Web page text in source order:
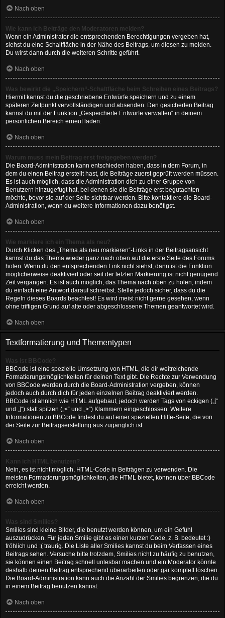
Nach oben
Wie kann ich Beiträge den Moderatoren melden?
Wenn ein Administrator die entsprechenden Berechtigungen vergeben hat,
siehst du eine Schaltfläche in der Nähe des Beitrags, um diesen zu melden.
Du wirst dann durch die weiteren Schritte geführt.
Nach oben
Was bewirkt die „Speichern“-Schaltfläche beim Schreiben eines Beitrags?
Hiermit kannst du die geschriebene Entwürfe speichern und zu einem
späteren Zeitpunkt vervollständigen und absenden. Den gesicherten Beitrag
kannst du mit der Funktion „Gespeicherte Entwürfe verwalten“ in deinem
persönlichen Bereich erneut laden.
Nach oben
Warum muss mein Beitrag erst freigegeben werden?
Die Board-Administration kann entschieden haben, dass in dem Forum, in
dem du einen Beitrag erstellt hast, die Beiträge zuerst geprüft werden müssen.
Es ist auch möglich, dass die Administration dich zu einer Gruppe von
Benutzern hinzugefügt hat, bei denen sie die Beiträge erst begutachten
möchte, bevor sie auf der Seite sichtbar werden. Bitte kontaktiere die Board-
Administration, wenn du weitere Informationen dazu benötigst.
Nach oben
Wie markiere ich ein Thema als neu?
Durch Klicken des „Thema als neu markieren“-Links in der Beitragsansicht
kannst du das Thema wieder ganz nach oben auf die erste Seite des Forums
holen. Wenn du den entsprechenden Link nicht siehst, dann ist die Funktion
möglicherweise deaktiviert oder seit der letzten Markierung ist nicht genügend
Zeit vergangen. Es ist auch möglich, das Thema nach oben zu holen, indem
du einfach eine Antwort darauf schreibst. Stelle jedoch sicher, dass du die
Regeln dieses Boards beachtest! Es wird meist nicht gerne gesehen, wenn
ohne triftigen Grund auf alte oder abgeschlossene Themen geantwortet wird.
Nach oben
Textformatierung und Thementypen
Was ist BBCode?
BBCode ist eine spezielle Umsetzung von HTML, die dir weitreichende
Formatierungsmöglichkeiten für deinen Text gibt. Die Rechte zur Verwendung
von BBCode werden durch die Board-Administration vergeben, können
jedoch auch durch dich für jeden einzelnen Beitrag deaktiviert werden.
BBCode ist ähnlich wie HTML aufgebaut, jedoch werden Tags von eckigen („[“
und „]“) statt spitzen („<“ und „>“) Klammern eingeschlossen. Weitere
Informationen zu BBCode findest du auf einer speziellen Hilfe-Seite, die von
der Seite zur Beitragserstellung aus zugänglich ist.
Nach oben
Kann ich HTML benutzen?
Nein, es ist nicht möglich, HTML-Code in Beiträgen zu verwenden. Die
meisten Formatierungsmöglichkeiten, die HTML bietet, können über BBCode
erreicht werden.
Nach oben
Was sind Smilies?
Smilies sind kleine Bilder, die benutzt werden können, um ein Gefühl
auszudrücken. Für jeden Smilie gibt es einen kurzen Code, z. B. bedeutet :)
fröhlich und :( traurig. Die Liste aller Smilies kannst du beim Verfassen eines
Beitrags sehen. Versuche bitte trotzdem, Smilies nicht zu häufig zu benutzen,
sie können einen Beitrag schnell unlesbar machen und ein Moderator könnte
deshalb deinen Beitrag entsprechend überarbeiten oder gar komplett löschen.
Die Board-Administration kann auch die Anzahl der Smilies begrenzen, die du
in einem Beitrag benutzen kannst.
Nach oben